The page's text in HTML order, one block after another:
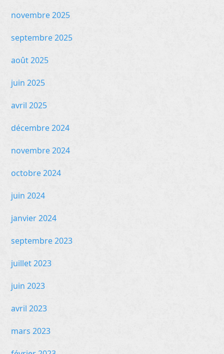
novembre 2025
septembre 2025
août 2025
juin 2025
avril 2025
décembre 2024
novembre 2024
octobre 2024
juin 2024
janvier 2024
septembre 2023
juillet 2023
juin 2023
avril 2023
mars 2023